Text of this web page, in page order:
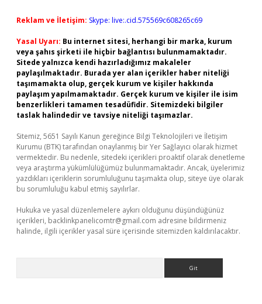
Reklam ve İletişim: Skype: live:.cid.575569c608265c69
Yasal Uyarı: Bu internet sitesi, herhangi bir marka, kurum
veya şahıs şirketi ile hiçbir bağlantısı bulunmamaktadır.
Sitede yalnızca kendi hazırladığımız makaleler
paylaşılmaktadır. Burada yer alan içerikler haber niteliği
taşımamakta olup, gerçek kurum ve kişiler hakkında
paylaşım yapılmamaktadır. Gerçek kurum ve kişiler ile isim
benzerlikleri tamamen tesadüfidir. Sitemizdeki bilgiler
taslak halindedir ve tavsiye niteliği taşımazlar.
Sitemiz, 5651 Sayılı Kanun gereğince Bilgi Teknolojileri ve İletişim
Kurumu (BTK) tarafından onaylanmış bir Yer Sağlayıcı olarak hizmet
vermektedir. Bu nedenle, sitedeki içerikleri proaktif olarak denetleme
veya araştırma yükümlülüğümüz bulunmamaktadır. Ancak, üyelerimiz
yazdıkları içeriklerin sorumluluğunu taşımakta olup, siteye üye olarak
bu sorumluluğu kabul etmiş sayılırlar.
Hukuka ve yasal düzenlemelere aykırı olduğunu düşündüğünüz
içerikleri, backlinkpanelicomtr@gmail.com adresine bildirmeniz
halinde, ilgili içerikler yasal süre içerisinde sitemizden kaldırılacaktır.